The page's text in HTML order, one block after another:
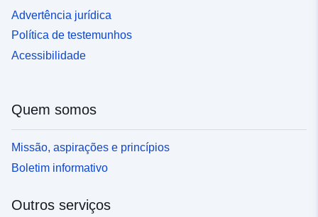
Advertência jurídica
Política de testemunhos
Acessibilidade
Quem somos
Missão, aspirações e princípios
Boletim informativo
Outros serviços